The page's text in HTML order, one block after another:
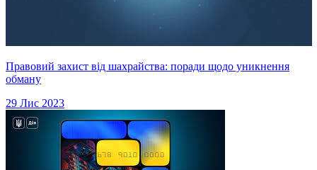
Правовий захист від шахрайства: поради щодо уникнення
обману
29 Лис 2023